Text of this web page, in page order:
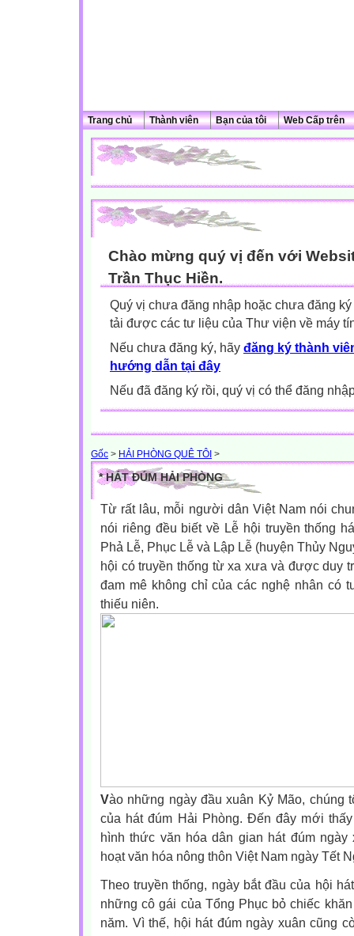
Trang chủ Thành viên Bạn của tôi Web Cấp trên
Chào mừng quý vị đến với
Trần Thục Hiền.
Quý vị chưa đăng nhập hoặc chưa đăng
tải được các tư liệu của Thư viện về máy
Nếu chưa đăng ký, hãy đăng ký thành
hướng dẫn tại đây
Nếu đã đăng ký rồi, quý vị có thể đăng
Gốc > HẢI PHÒNG QUÊ TÔI >
* HÁT ĐÚM HẢI PHÒNG
Từ rất lâu, mỗi người dân Việt Nam nói
nói riêng đều biết về Lễ hội truyền thống
Phả Lễ, Phục Lễ và Lập Lễ (huyện Thủy
hội có truyền thống từ xa xưa và được duy
đam mê không chỉ của các nghệ nhân có
thiếu niên.
Vào những ngày đầu xuân Kỷ Mão, chúng
của hát đúm Hải Phòng. Đến đây mới
hình thức văn hóa dân gian hát đúm ngày
hoạt văn hóa nông thôn Việt Nam ngày Tết
Theo truyền thống, ngày bắt đầu của hội
những cô gái của Tổng Phục bỏ chiếc
năm. Vì thế, hội hát đúm ngày xuân cũng